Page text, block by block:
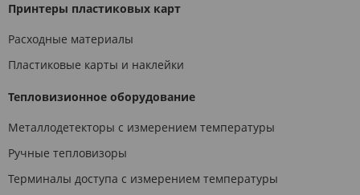
Принтеры пластиковых карт
Расходные материалы
Пластиковые карты и наклейки
Тепловизионное оборудование
Металлодетекторы с измерением температуры
Ручные тепловизоры
Терминалы доступа с измерением температуры